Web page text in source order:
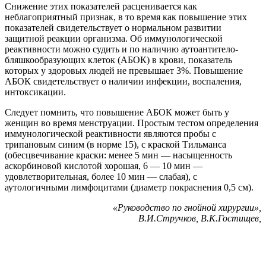
Снижение этих показателей расценивается как
неблагоприятный признак, в то время как повышение этих
показателей свидетельствует о нормальном развитии
защитной реакции организма. Об иммунологической
реактивности можно судить и по наличию аутоантитело-
бляшкообразующих клеток (АБОК) в крови, показатель
которых у здоровых людей не превышает 3%. Повышение
АБОК свидетельствует о наличии инфекции, воспаления,
интоксикации.
Следует помнить, что повышение АБОК может быть у
женщин во время менструации. Простым тестом определения
иммунологической реактивности являются пробы с
трипановым синим (в норме 15), с краской Тильманса
(обесцвечивание краски: менее 5 мин — насыщенность
аскорбиновой кислотой хорошая, 6 — 10 мин —
удовлетворительная, более 10 мин — слабая), с
аутологичными лимфоцитами (диаметр покраснения 0,5 см).
«Руководство по гнойной хирургии»,
В.И.Стручков, В.К.Гостищев,